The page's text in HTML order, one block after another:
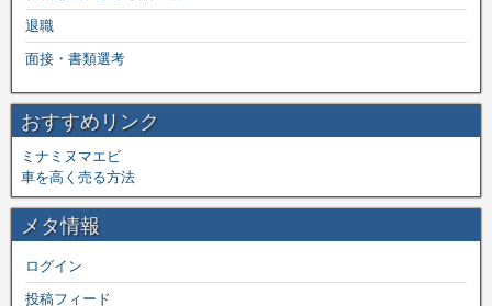
退職
面接・書類選考
おすすめリンク
ミナミヌマエビ
車を高く売る方法
メタ情報
ログイン
投稿フィード